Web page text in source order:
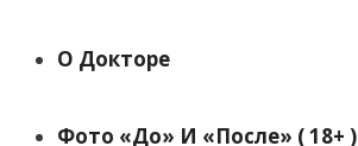
О Докторе
Фото «до» И «после» ( 18+ )